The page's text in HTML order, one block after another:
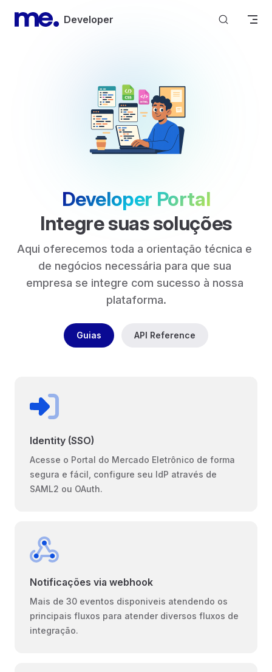
Skip to contentDeveloper
Developer Portal
Integre suas soluções
Aqui oferecemos toda a orientação técnica e
de negócios necessária para que sua
empresa se integre com sucesso à nossa
plataforma.
Guias API Reference
Identity (SSO)
Acesse o Portal do Mercado Eletrônico de forma
segura e fácil, configure seu IdP através de
SAML2 ou OAuth.
Notificações via webhook
Mais de 30 eventos disponiveis atendendo os
principais fluxos para atender diversos fluxos de
integração.